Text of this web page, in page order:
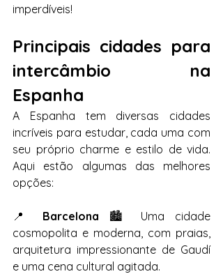
imperdíveis!
Principais cidades para
intercâmbio na
Espanha
A Espanha tem diversas cidades
incríveis para estudar, cada uma com
seu próprio charme e estilo de vida.
Aqui estão algumas das melhores
opções:
📍 Barcelona 🏙️ Uma cidade
cosmopolita e moderna, com praias,
arquitetura impressionante de Gaudí
e uma cena cultural agitada.